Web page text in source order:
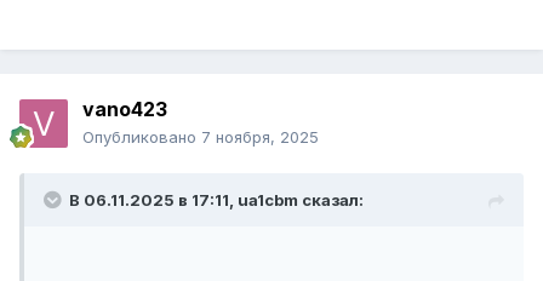
vano423
Опубликовано 7 ноября, 2025
В 06.11.2025 в 17:11, ua1cbm сказал: